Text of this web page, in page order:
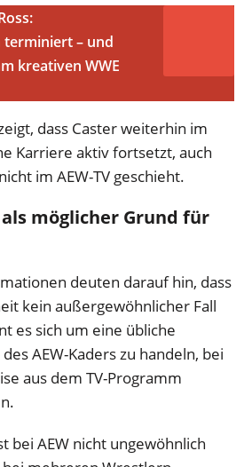
– und
kreativen WWE
dass Caster weiterhin im
Karriere aktiv fortsetzt, auch
im AEW-TV geschieht.
möglicher Grund für
deuten darauf hin, dass
kein außergewöhnlicher Fall
es sich um eine übliche
AEW-Kaders zu handeln, bei
aus dem TV-Programm
bei AEW nicht ungewöhnlich